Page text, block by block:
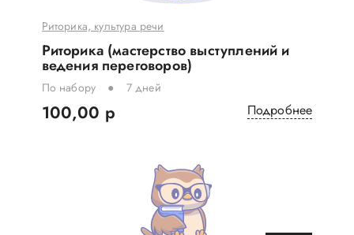
Риторика, культура речи
Риторика (мастерство выступлений и
ведения переговоров)
По набору 7 дней
100,00 р Подробнее